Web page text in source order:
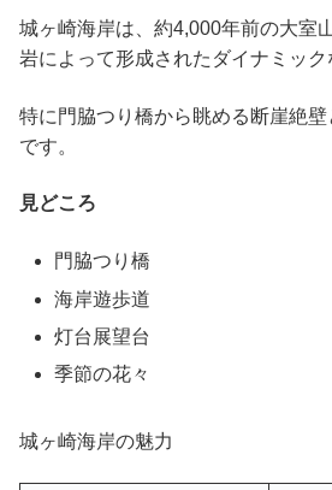
城ヶ崎海岸は、約4,000年前の大室
岩によって形成されたダイナミック
特に門脇つり橋から眺める断崖絶
です。
見どころ
門脇つり橋
海岸遊歩道
灯台展望台
季節の花々
城ヶ崎海岸の魅力